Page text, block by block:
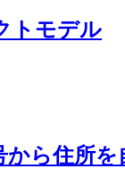
トモデル
から住所を